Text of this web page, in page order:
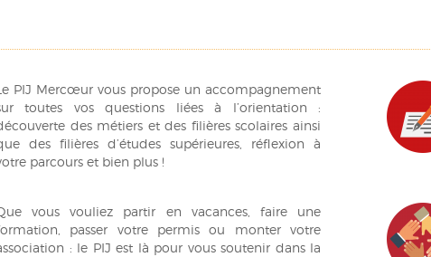
PIJ Mercœur vous propose un accompagnement
toutes vos questions liées à l’orientation :
des métiers et des filières scolaires ainsi
des filières d’études supérieures, réflexion à
parcours et bien plus !
vous vouliez partir en vacances, faire une
passer votre permis ou monter votre
: le PIJ est là pour vous soutenir dans la